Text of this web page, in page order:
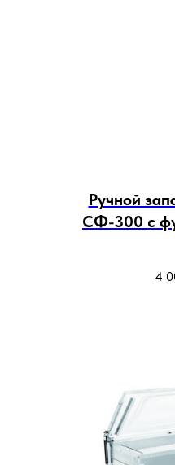
Ручной
СФ-300 с
4